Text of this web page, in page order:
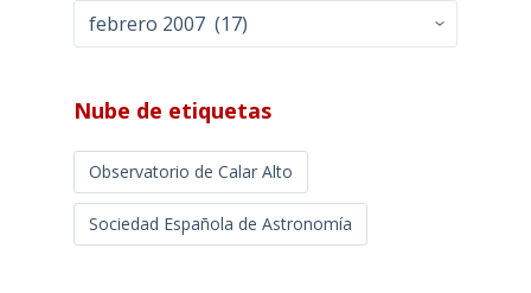
Archivos
mensuales
Nube de etiquetas
Observatorio de Calar Alto
Sociedad Española de Astronomía